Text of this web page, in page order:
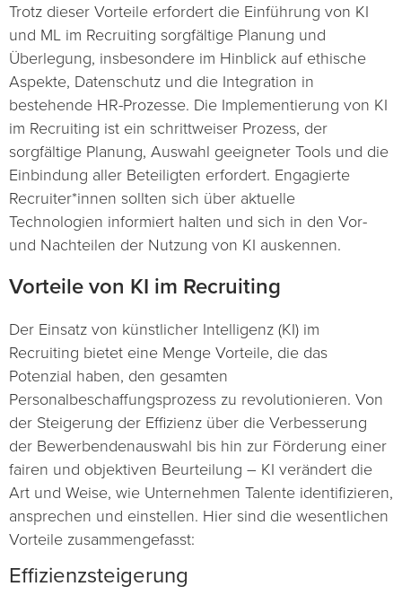
Trotz dieser Vorteile erfordert die Einführung von KI
und ML im Recruiting sorgfältige Planung und
Überlegung, insbesondere im Hinblick auf ethische
Aspekte, Datenschutz und die Integration in
bestehende HR-Prozesse. Die Implementierung von KI
im Recruiting ist ein schrittweiser Prozess, der
sorgfältige Planung, Auswahl geeigneter Tools und die
Einbindung aller Beteiligten erfordert. Engagierte
Recruiter*innen sollten sich über aktuelle
Technologien informiert halten und sich in den Vor-
und Nachteilen der Nutzung von KI auskennen.
Vorteile von KI im Recruiting
Der Einsatz von künstlicher Intelligenz (KI) im
Recruiting bietet eine Menge Vorteile, die das
Potenzial haben, den gesamten
Personalbeschaffungsprozess zu revolutionieren. Von
der Steigerung der Effizienz über die Verbesserung
der Bewerbendenauswahl bis hin zur Förderung einer
fairen und objektiven Beurteilung – KI verändert die
Art und Weise, wie Unternehmen Talente identifizieren,
ansprechen und einstellen. Hier sind die wesentlichen
Vorteile zusammengefasst:
Effizienzsteigerung